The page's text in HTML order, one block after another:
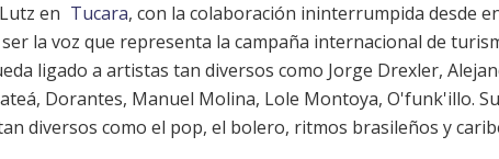
en Tucara, con la colaboración ininterrumpida desde
la voz que representa la campaña internacional de
ligado a artistas tan diversos como Jorge Drexler,
, Dorantes, Manuel Molina, Lole Montoya, O'funk'illo.
diversos como el pop, el bolero, ritmos brasileños y